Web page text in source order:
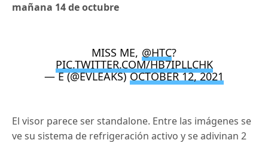
mañana 14 de octubre
MISS ME, @HTC?
PIC.TWITTER.COM/HB7IPLLCHK
— E (@EVLEAKS)OCTOBER 12, 2021
El visor parece ser standalone. Entre las imágenes se
ve su sistema de refrigeración activo y se adivinan 2